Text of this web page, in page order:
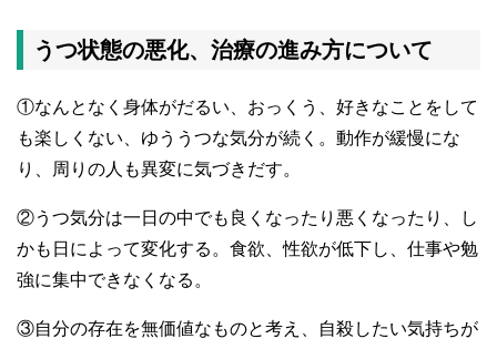
うつ状態の悪化、治療の進み方について
①なんとなく身体がだるい、おっくう、好きなことをして
も楽しくない、ゆううつな気分が続く。動作が緩慢にな
り、周りの人も異変に気づきだす。
②うつ気分は一日の中でも良くなったり悪くなったり、し
かも日によって変化する。食欲、性欲が低下し、仕事や勉
強に集中できなくなる。
③自分の存在を無価値なものと考え、自殺したい気持ちが